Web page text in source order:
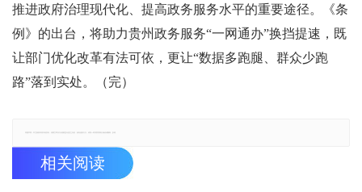
推进政府治理现代化、提高政务服务水平的重要途径。《条
例》的出台，将助力贵州政务服务“一网通办”换挡提速，既
让部门优化改革有法可依，更让“数据多跑腿、群众少跑
路”落到实处。（完）
相关阅读